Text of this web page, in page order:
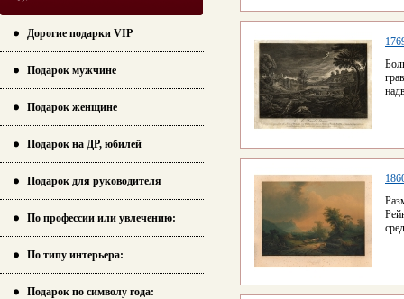
Дорогие подарки VIP
Подарок мужчине
Подарок женщине
Подарок на ДР, юбилей
Подарок для руководителя
По профессии или увлечению:
По типу интерьера:
Подарок по символу года: